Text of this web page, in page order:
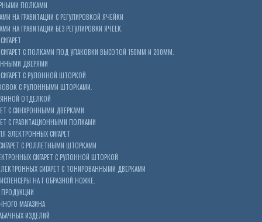
ПОЛКАМИ
НА ГРАВИТАЦИИ С РЕГУЛИРОВКОЙ ЯЧЕЙКИ
НА ГРАВИТАЦИИ БЕЗ РЕГУЛИРОВКИ ЯЧЕЕК.
С ПОЛКАМИ ПОД УПАКОВКИ ВЫСОТОЙ 150ММ И 200ММ.
ДВЕРЯМИ
С РУЛОННОЙ ШТОРКОЙ
С РУЛОННЫМИ ШТОРКАМИ.
ОТДЕЛКОЙ
С СИНХРОННЫМИ ДВЕРКАМИ
С ГРАВИТАЦИОННЫМИ ПОЛКАМИ
ЭЛЕКТРОННЫХ СИГАРЕТ
С РОЛЛЕТНЫМИ ШТОРКАМИ
СИГАРЕТ С РУЛОННОЙ ШТОРКОЙ
СИГАРЕТ С ТОНИРОВАННЫМИ ДВЕРКАМИ
НА Г ОБРАЗНОЙ НОЖКЕ.
МАГАЗИНА
ИЗДЕЛИЙ